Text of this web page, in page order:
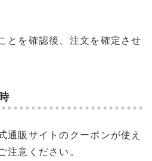
とを確認後、注文を確定させ
通販サイトのクーポンが使え
注意ください。